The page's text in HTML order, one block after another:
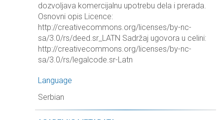
dozvoljava komercijalnu upotrebu dela i prerada.
Osnovni opis Licence:
http://creativecommons.org/licenses/by-nc-
sa/3.0/rs/deed.sr_LATN Sadržaj ugovora u celini:
http://creativecommons.org/licenses/by-nc-
sa/3.0/rs/legalcode.sr-Latn
Language
Serbian